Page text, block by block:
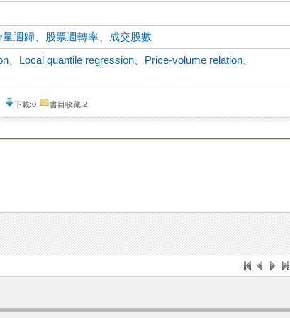
量迴歸 股票週轉率
成交股數
Local quantile regression Price-volume relation
下載:0 書目收藏:2